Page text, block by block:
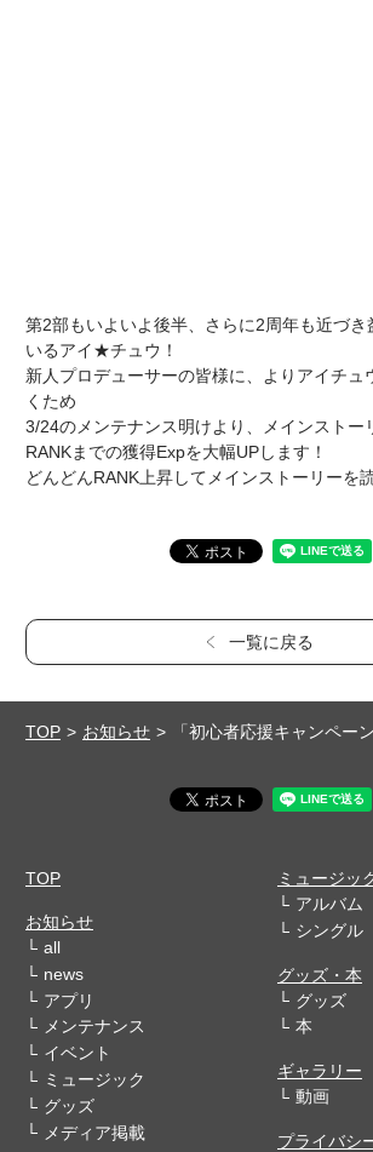
第2部もいよいよ後半、さらに2周年も近づき
いるアイ★チュウ！
新人プロデューサーの皆様に、よりアイチュ
くため
3/24のメンテナンス明けより、メインストー
RANKまでの獲得Expを大幅UPします！
どんどんRANK上昇してメインストーリーを
一覧に戻る
TOP お知らせ 「初心者応援キャンペー
TOP
お知らせ
all
news
アプリ
メンテナンス
イベント
ミュージック
グッズ
メディア掲載
ミュージッ
アルバム
シングル
グッズ・本
グッズ
本
ギャラリー
動画
プライバシ